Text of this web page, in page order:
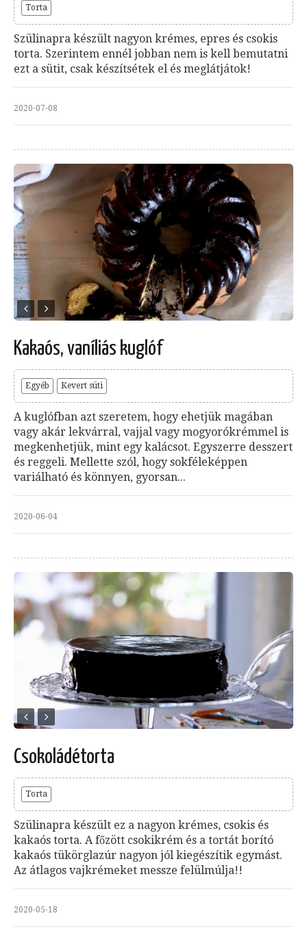
Torta
Szülinapra készült nagyon krémes, epres és csokis
torta. Szerintem ennél jobban nem is kell bemutatni
ezt a sütit, csak készítsétek el és meglátjátok!
2020-07-08
Kakaós, vaníliás kuglóf
Egyéb Kevert süti
A kuglófban azt szeretem, hogy ehetjük magában
vagy akár lekvárral, vajjal vagy mogyorókrémmel is
megkenhetjük, mint egy kalácsot. Egyszerre desszert
és reggeli. Mellette szól, hogy sokféleképpen
variálható és könnyen, gyorsan...
2020-06-04
Csokoládétorta
Torta
Szülinapra készült ez a nagyon krémes, csokis és
kakaós torta. A főzött csokikrém és a tortát borító
kakaós tükörglazúr nagyon jól kiegészítik egymást.
Az átlagos vajkrémeket messze felülmúlja!!
2020-05-18